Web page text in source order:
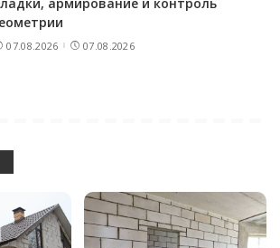
07.08.2026 07.08.2026